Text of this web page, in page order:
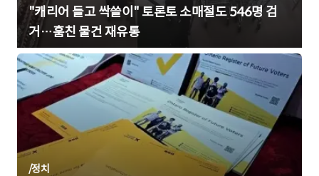
"캐리어 들고 싹쓸이" 토론토 소매절도 546명 검
거…훔친 물건 재유통
/정치